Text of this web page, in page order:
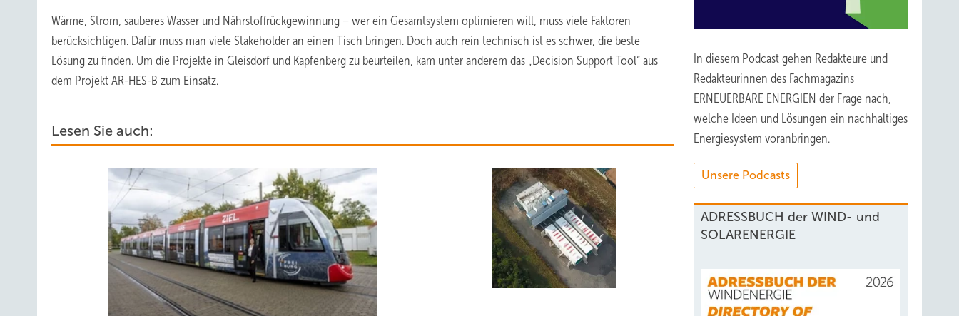
Wärme, Strom, sauberes Wasser und Nährstoffrückgewinnung – wer ein Gesamtsystem optimieren will, muss viele Faktoren
berücksichtigen. Dafür muss man viele Stakeholder an einen Tisch bringen. Doch auch rein technisch ist es schwer, die beste
Lösung zu finden. Um die Projekte in Gleisdorf und Kapfenberg zu beurteilen, kam unter anderem das „Decision Support Tool“ aus
dem Projekt AR-HES-B zum Einsatz.
Lesen Sie auch:
In diesem Podcast gehen Redakteure und
Redakteurinnen des Fachmagazins
ERNEUERBARE ENERGIEN der Frage nach,
welche Ideen und Lösungen ein nachhaltiges
Energiesystem voranbringen.
Unsere Podcasts
ADRESSBUCH der WIND- und
SOLARENERGIE